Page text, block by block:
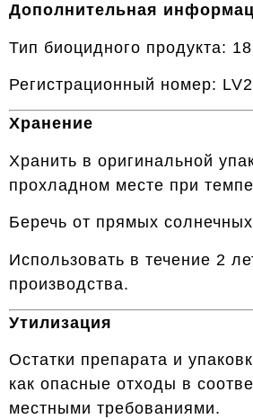
Дополнительная
Тип биоцидного продукта: 18
Регистрационный номер:
Хранение
Хранить в оригинальной
прохладном месте при
Беречь от прямых
Использовать в течение 2
производства.
Утилизация
Остатки препарата и
как опасные отходы в
местными требованиями.